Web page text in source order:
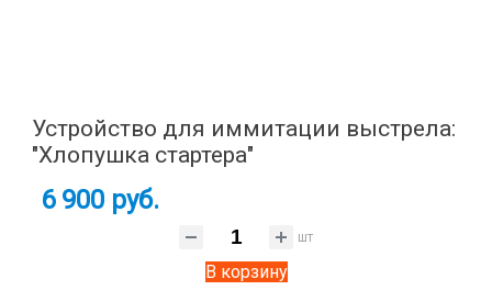
Устройство для иммитации выстрела:
"Хлопушка стартера"
6 900 руб.
шт
В корзину